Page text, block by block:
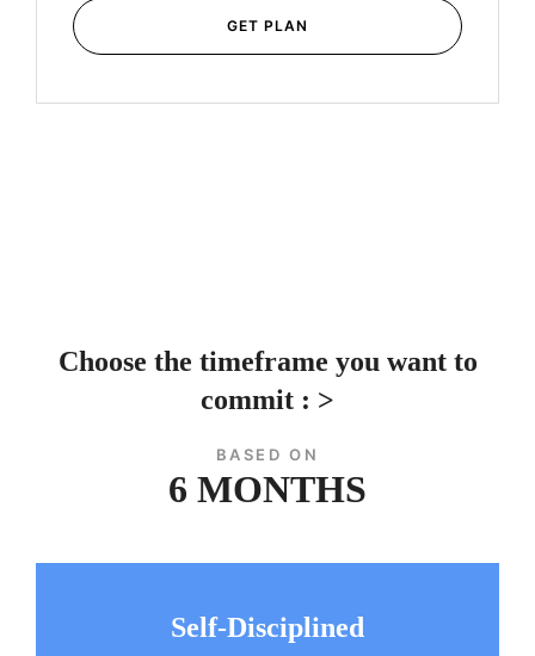
GET PLAN
Choose the timeframe you want to
commit : >
BASED ON
6 MONTHS
Self-Disciplined